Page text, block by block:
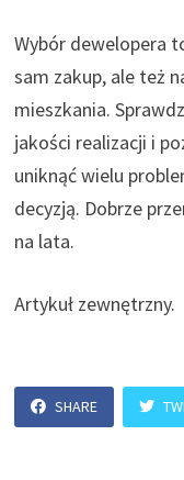
Wybór dewelopera
sam zakup, ale też
mieszkania.
jakości realizacji i
uniknąć wielu
decyzją. Dobrze
na lata.
Artykuł zewnętrzny.
SHARE